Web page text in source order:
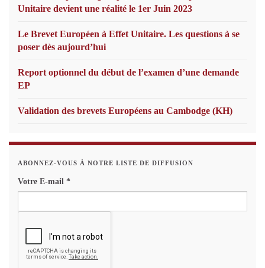
Unitaire devient une réalité le 1er Juin 2023
Le Brevet Européen à Effet Unitaire. Les questions à se
poser dès aujourd’hui
Report optionnel du début de l’examen d’une demande
EP
Validation des brevets Européens au Cambodge (KH)
ABONNEZ-VOUS À NOTRE LISTE DE DIFFUSION
Votre E-mail *